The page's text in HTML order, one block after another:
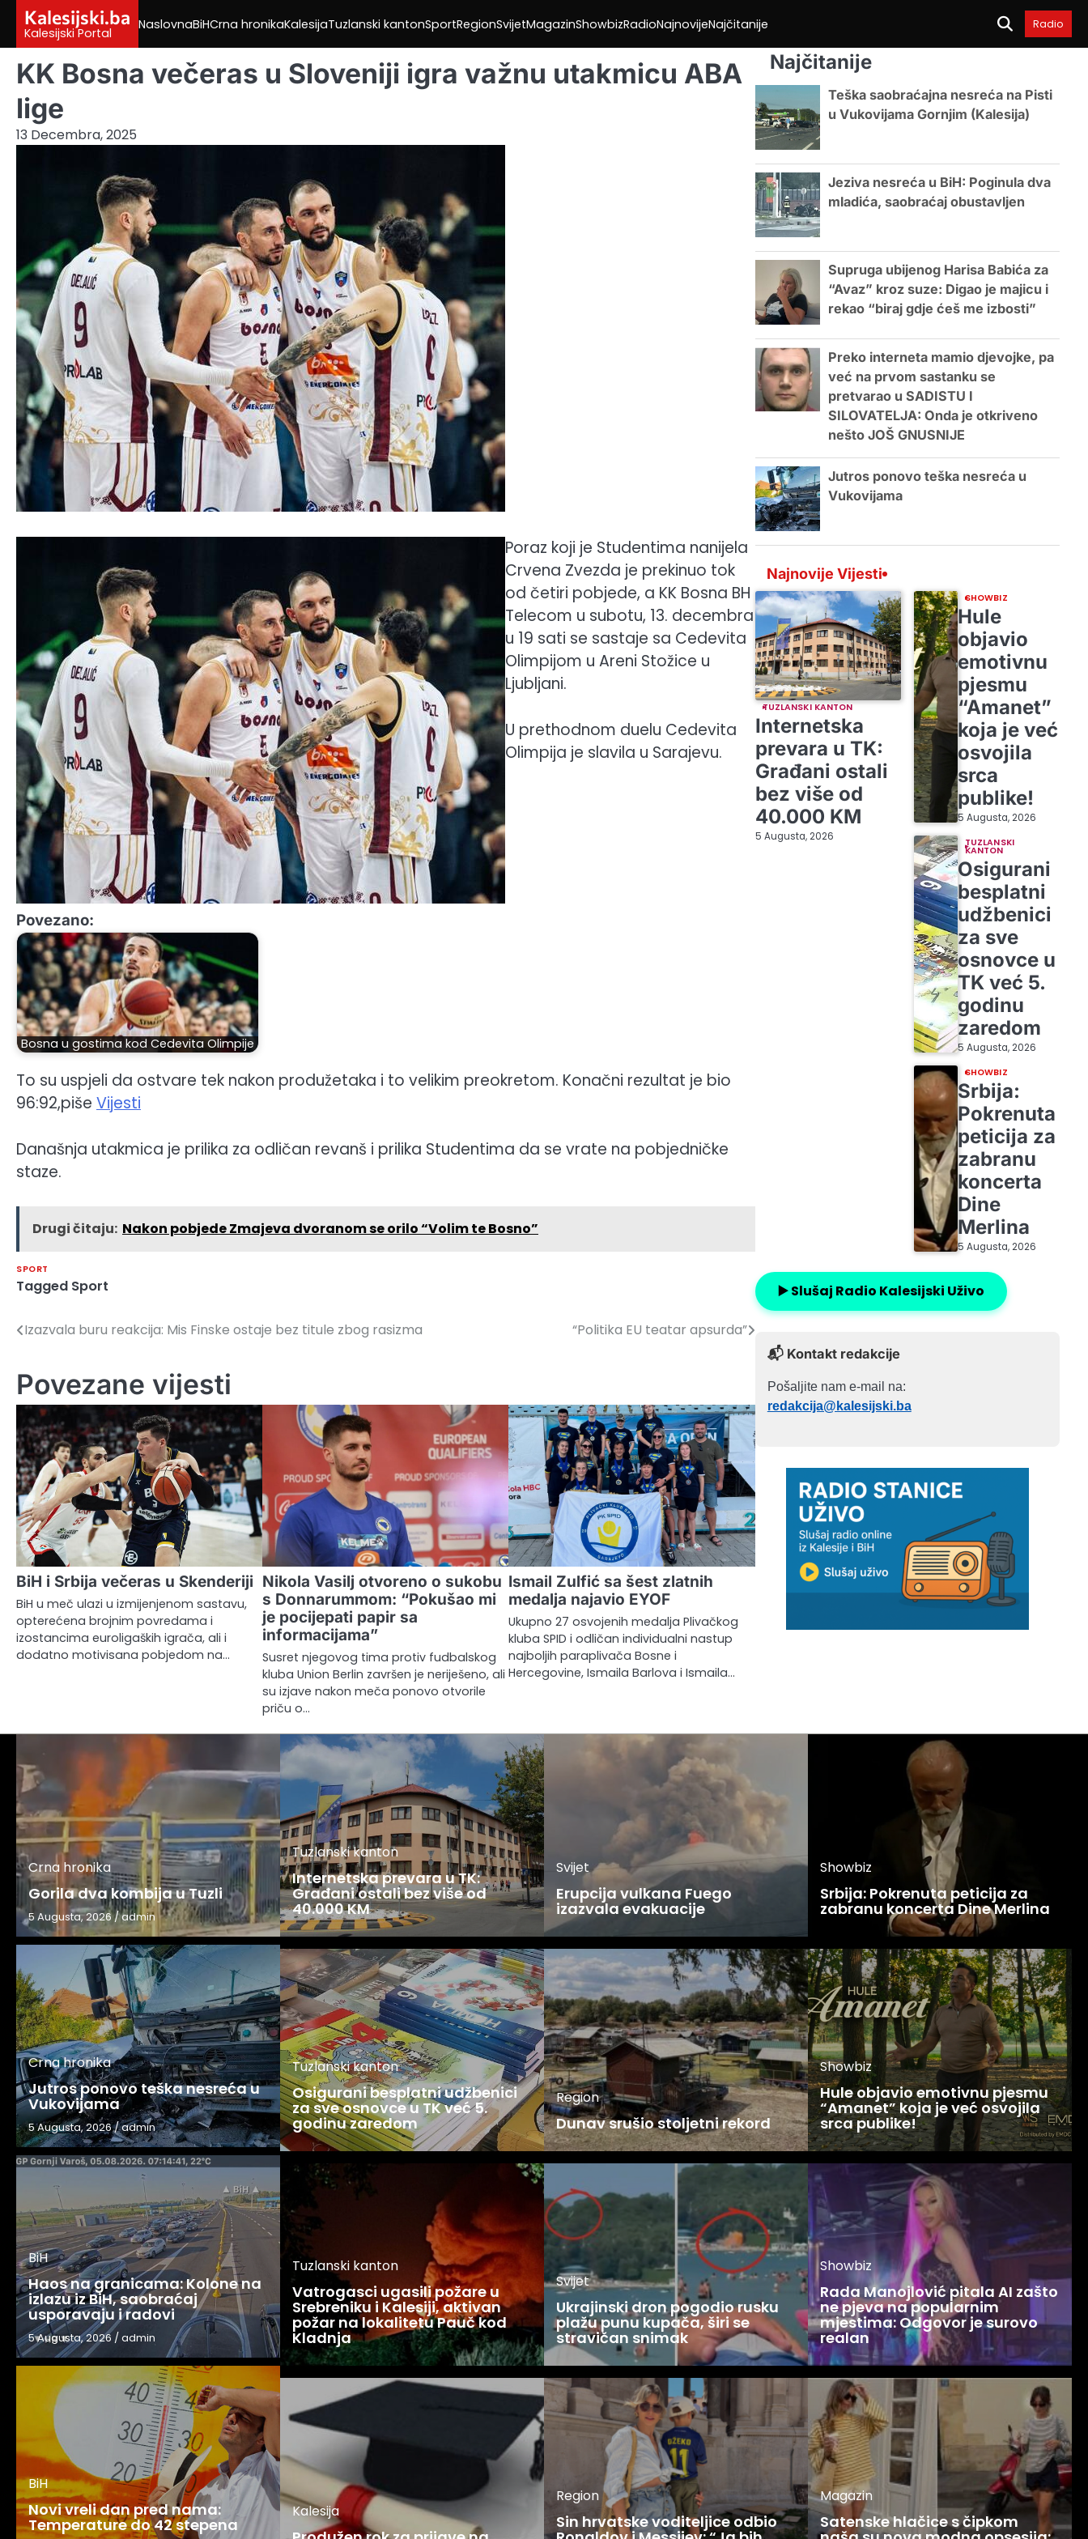
content
Kalesijski.ba
Kalesijski Portal
NaslovnaBiHCrna hronikaKalesijaTuzlanski kantonSportRegionSvijetMagazinShowbizRadioNajnovijeNajčitanije Radio
KK Bosna večeras u Sloveniji igra važnu utakmicu ABA
lige
13 Decembra, 2025
Poraz koji je Studentima nanijela
Crvena Zvezda je prekinuo tok
od četiri pobjede, a KK Bosna BH
Telecom u subotu, 13. decembra
u 19 sati se sastaje sa Cedevita
Olimpijom u Areni Stožice u
Ljubljani.
U prethodnom duelu Cedevita
Olimpija je slavila u Sarajevu.
Povezano:
Bosna u gostima kod Cedevita Olimpije
To su uspjeli da ostvare tek nakon produžetaka i to velikim preokretom. Konačni rezultat je bio
96:92,piše Vijesti
Današnja utakmica je prilika za odličan revanš i prilika Studentima da se vrate na pobjedničke
staze.
Drugi čitaju: Nakon pobjede Zmajeva dvoranom se orilo “Volim te Bosno”
SPORT
Tagged Sport
Navigacija
Izazvala buru reakcija: Mis Finske ostaje bez titule zbog rasizma “Politika EU teatar apsurda”
Povezane vijesti
BiH i Srbija večeras u Skenderiji
BiH u meč ulazi u izmijenjenom sastavu,
opterećena brojnim povredama i
izostancima euroligaških igrača, ali i
dodatno motivisana pobjedom na…
Nikola Vasilj otvoreno o sukobu
s Donnarummom: “Pokušao mi
je pocijepati papir sa
informacijama”
Susret njegovog tima protiv fudbalskog
kluba Union Berlin završen je neriješeno, ali
su izjave nakon meča ponovo otvorile
priču o…
Ismail Zulfić sa šest zlatnih
medalja najavio EYOF
Ukupno 27 osvojenih medalja Plivačkog
kluba SPID i odličan individualni nastup
najboljih paraplivača Bosne i
Hercegovine, Ismaila Barlova i Ismaila…
Najčitanije
Teška saobraćajna nesreća na Pisti
u Vukovijama Gornjim (Kalesija)
Jeziva nesreća u BiH: Poginula dva
mladića, saobraćaj obustavljen
Supruga ubijenog Harisa Babića za
“Avaz” kroz suze: Digao je majicu i
rekao “biraj gdje ćeš me izbosti”
Preko interneta mamio djevojke, pa
već na prvom sastanku se
pretvarao u SADISTU I
SILOVATELJA: Onda je otkriveno
nešto JOŠ GNUSNIJE
Jutros ponovo teška nesreća u
Vukovijama
Najnovije Vijesti
TUZLANSKI KANTON
Internetska
prevara u TK:
Građani ostali
bez više od
40.000 KM
5 Augusta, 2026
SHOWBIZ
Hule
objavio
emotivnu
pjesmu
“Amanet”
koja je već
osvojila
srca
publike!
5 Augusta, 2026
TUZLANSKI
KANTON
Osigurani
besplatni
udžbenici
za sve
osnovce u
TK već 5.
godinu
zaredom
5 Augusta, 2026
SHOWBIZ
Srbija:
Pokrenuta
peticija za
zabranu
koncerta
Dine
Merlina
5 Augusta, 2026
▶️ Slušaj Radio Kalesijski Uživo
📬 Kontakt redakcije
Pošaljite nam e-mail na:
redakcija@kalesijski.ba
Crna hronika
Gorila dva kombija u Tuzli
5 Augusta, 2026/admin
Crna hronika
Jutros ponovo teška nesreća u
Vukovijama
5 Augusta, 2026/admin
BiH
Haos na granicama: Kolone na
izlazu iz BiH, saobraćaj
usporavaju i radovi
5 Augusta, 2026 /admin
BiH
Novi vreli dan pred nama:
Temperature do 42 stepena
Tuzlanski kanton
Internetska prevara u TK:
Građani ostali bez više od
40.000 KM
Tuzlanski kanton
Osigurani besplatni udžbenici
za sve osnovce u TK već 5.
godinu zaredom
Tuzlanski kanton
Vatrogasci ugasili požare u
Srebreniku i Kalesiji, aktivan
požar na lokalitetu Pauč kod
Kladnja
Kalesija
Svijet
Erupcija vulkana Fuego
izazvala evakuacije
Region
Dunav srušio stoljetni rekord
Svijet
Ukrajinski dron pogodio rusku
plažu punu kupača, širi se
stravičan snimak
Region
Sin hrvatske voditeljice odbio
Showbiz
Srbija: Pokrenuta peticija za
zabranu koncerta Dine Merlina
Showbiz
Hule objavio emotivnu pjesmu
“Amanet” koja je već osvojila
srca publike!
Showbiz
Rada Manojlović pitala AI zašto
ne pjeva na popularnim
mjestima: Odgovor je surovo
realan
Magazin
Satenske hlačice s čipkom